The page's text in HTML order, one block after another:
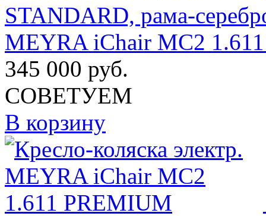
MEYRA iChair MC2
345 000 руб.
СОВЕТУЕМ
В корзину